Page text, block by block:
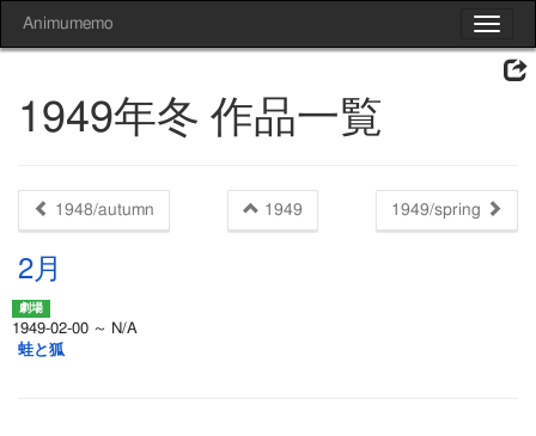
Toggle
Animumemo
1949年冬 作品一覧
1948/autumn 1949 1949/spring
2月
1949-02-00 ～ N/A
蛙と狐